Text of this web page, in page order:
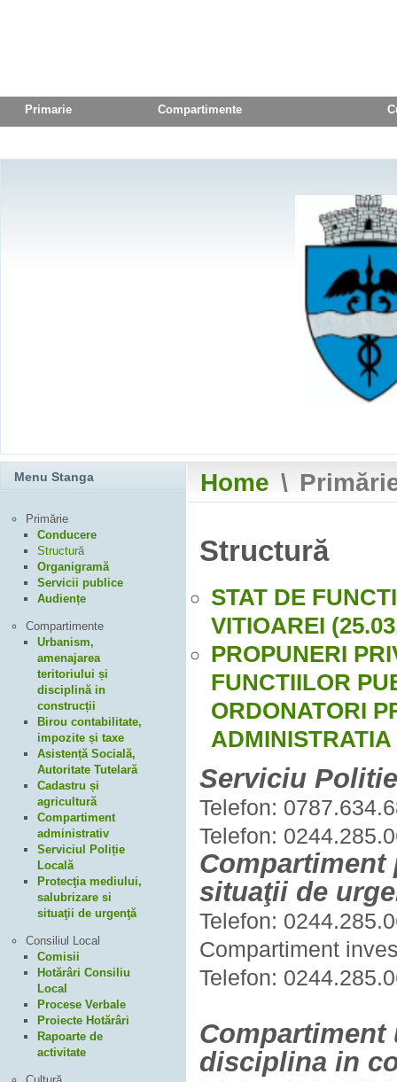
Primarie Compartimente
Home \
Structură
STAT DE
VITIOAREI
PROPUNERI
FUNCTIILOR
ORDONATORI
Serviciu
Telefon:
Telefon:
situaţii de
Telefon:
Compartiment
Telefon:
Compartiment
disciplina in
Menu Stanga
Primărie
Conducere
Structură
Organigramă
Servicii publice
Audiențe
Compartimente
Urbanism,
amenajarea
teritoriului și
disciplină in
construcții
Birou contabilitate,
impozite și taxe
Asistență Socială,
Autoritate Tutelară
Cadastru și
agricultură
Compartiment
administrativ
Serviciul Poliție
Locală
Protecţia mediului,
salubrizare si
situaţii de urgenţă
Consiliul Local
Comisii
Hotărâri Consiliu
Local
Procese Verbale
Proiecte Hotărâri
Rapoarte de
activitate